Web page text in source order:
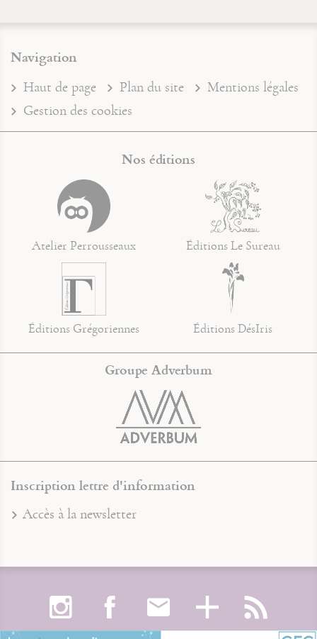
Navigation
Haut de page Plan du site
Mentions légales
Gestion des cookies
Nos éditions
Atelier Perrousseaux Éditions Le Sureau
Éditions Grégoriennes Éditions DésIris
Groupe Adverbum
Inscription lettre d'information
Accès à la newsletter